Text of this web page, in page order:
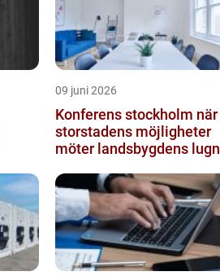
09 juni 2026
Konferens stockholm när
storstadens möjligheter
möter landsbygdens lugn